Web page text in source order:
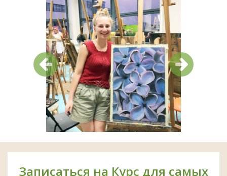
Предыдущий Следующий
Записаться на Курс для самых